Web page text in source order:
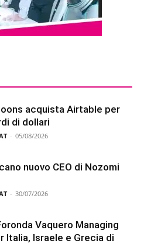
acquista Airtable per
di dollari
- 05/08/2026
nuovo CEO di Nozomi
- 30/07/2026
Vaquero Managing
Italia, Israele e Grecia di